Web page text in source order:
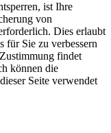
ist Ihre
von
Dies erlaubt
für Sie zu verbessern
findet
können die
Seite verwendet